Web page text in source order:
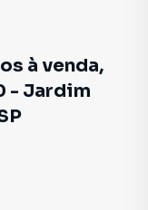
à venda,
- Jardim